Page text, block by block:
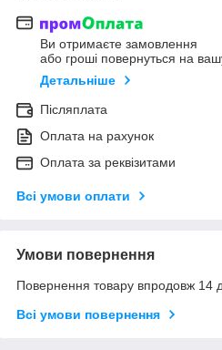
Ви отримаєте замовлення
або гроші повернуться на
Детальніше
Післяплата
Оплата на рахунок
Оплата за реквізитами
Всі умови оплати
Умови повернення
Повернення товару впродовж 14
Всі умови повернення